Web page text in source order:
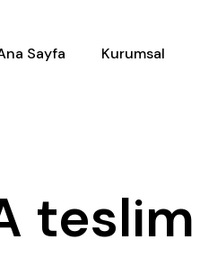
Sayfa Kurumsal